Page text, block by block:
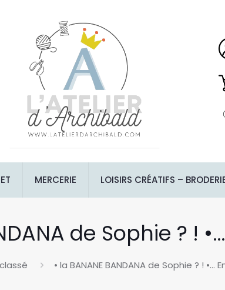
MERCERIE LOISIRS CRÉATIFS –
de Sophie ? !
• la BANANE BANDANA de Sophie ? ! •…